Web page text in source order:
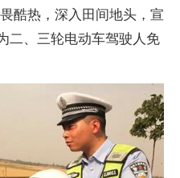
酷热，深入田间地头，宣
二、三轮电动车驾驶人免